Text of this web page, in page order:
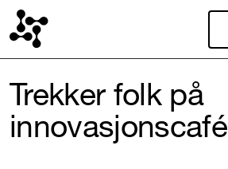
Trekker folk på
innovasjonscafé